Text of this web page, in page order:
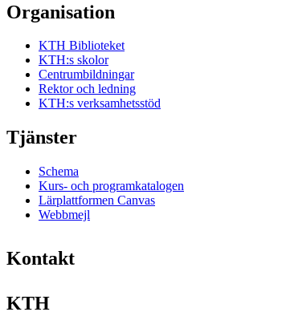
Organisation
KTH Biblioteket
KTH:s skolor
Centrumbildningar
Rektor och ledning
KTH:s verksamhetsstöd
Tjänster
Schema
Kurs- och programkatalogen
Lärplattformen Canvas
Webbmejl
Kontakt
KTH